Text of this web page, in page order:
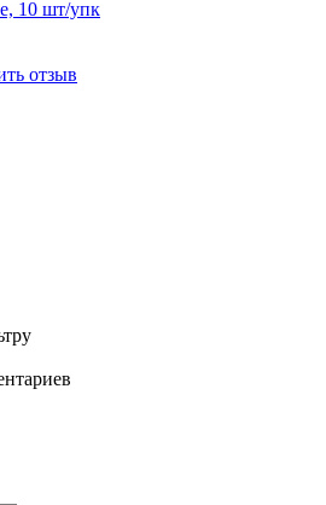
отзыв